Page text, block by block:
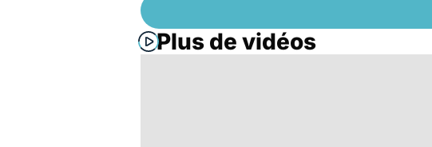
Plus de vidéos